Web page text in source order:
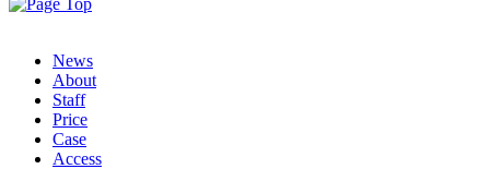
News
About
Staff
Price
Case
Access